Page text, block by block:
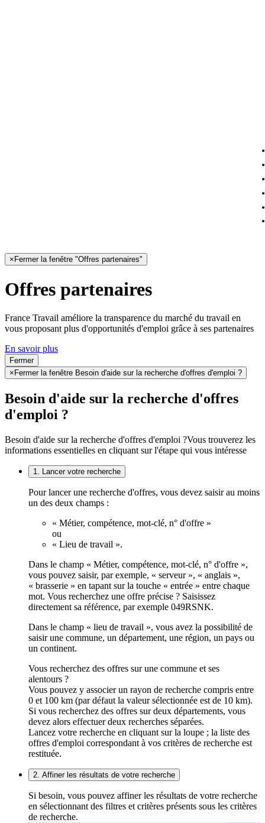
× Fermer la fenêtre "Offres partenaires"
Offres partenaires
France Travail améliore la transparence du marché du travail en
vous proposant plus d'opportunités d'emploi grâce à ses partenaires
En savoir plus
Fermer
× Fermer la fenêtre Besoin d'aide sur la recherche d'offres d'emploi ?
Besoin d'aide sur la recherche d'offres
d'emploi ?
Besoin d'aide sur la recherche d'offres d'emploi ?Vous trouverez les
informations essentielles en cliquant sur l'étape qui vous intéresse
1. Lancer votre recherche
Pour lancer une recherche d'offres, vous devez saisir au moins
un des deux champs :
« Métier, compétence, mot-clé, n° d'offre »
ou
« Lieu de travail ».
Dans le champ « Métier, compétence, mot-clé, n° d'offre »,
vous pouvez saisir, par exemple, « serveur », « anglais »,
« brasserie » en tapant sur la touche « entrée » entre chaque
mot. Vous recherchez une offre précise ? Saisissez
directement sa référence, par exemple 049RSNK.
Dans le champ « lieu de travail », vous avez la possibilité de
saisir une commune, un département, une région, un pays ou
un continent.
Vous recherchez des offres sur une commune et ses
alentours ?
Vous pouvez y associer un rayon de recherche compris entre
0 et 100 km (par défaut la valeur sélectionnée est de 10 km).
Si vous recherchez des offres sur deux départements, vous
devez alors effectuer deux recherches séparées.
Lancez votre recherche en cliquant sur la loupe ; la liste des
offres d'emploi correspondant à vos critères de recherche est
restituée.
2. Affiner les résultats de votre recherche
Si besoin, vous pouvez affiner les résultats de votre recherche
en sélectionnant des filtres et critères présents sous les critères
de recherche.